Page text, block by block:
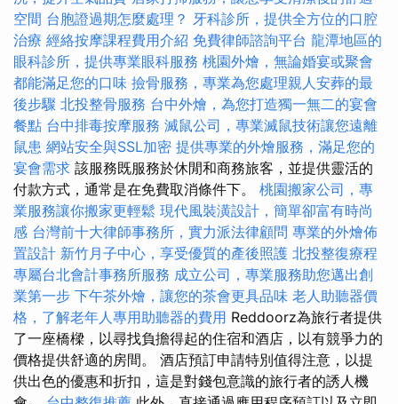
空間 台胞證過期怎麼處理？ 牙科診所，提供全方位的口腔
治療 經絡按摩課程費用介紹 免費律師諮詢平台 龍潭地區的
眼科診所，提供專業眼科服務 桃園外燴，無論婚宴或聚會
都能滿足您的口味 撿骨服務，專業為您處理親人安葬的最
後步驟 北投整骨服務 台中外燴，為您打造獨一無二的宴會
餐點 台中排毒按摩服務 滅鼠公司，專業滅鼠技術讓您遠離
鼠患 網站安全與SSL加密 提供專業的外燴服務，滿足您的
宴會需求 該服務既服務於休閒和商務旅客，並提供靈活的
付款方式，通常是在免費取消條件下。 桃園搬家公司，專
業服務讓你搬家更輕鬆 現代風裝潢設計，簡單卻富有時尚
感 台灣前十大律師事務所，實力派法律顧問 專業的外燴佈
置設計 新竹月子中心，享受優質的產後照護 北投整復療程
專屬台北會計事務所服務 成立公司，專業服務助您邁出創
業第一步 下午茶外燴，讓您的茶會更具品味 老人助聽器價
格，了解老年人專用助聽器的費用 Reddoorz為旅行者提供
了一座橋樑，以尋找負擔得起的住宿和酒店，以有競爭力的
價格提供舒適的房間。 酒店預訂申請特別值得注意，以提
供出色的優惠和折扣，這是對錢包意識的旅行者的誘人機